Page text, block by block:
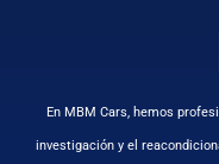
En MBM Cars, hemos
investigación y el